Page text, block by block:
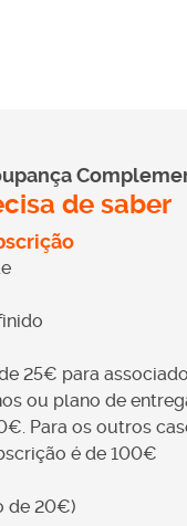
um ato
se
três tipos de
e recibo. Se a
venda coincidir com o
fatura-recibo.
respetivo recibo
os
IRS
de saber
25€ para
ou plano de
Para os outros
é de 100€
de 20€)